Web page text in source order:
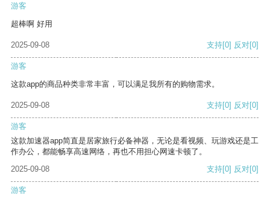
游客
超棒啊 好用
2025-09-08 支持[0] 反对[0]
游客
这款app的商品种类非常丰富，可以满足我所有的购物需求。
2025-09-08 支持[0] 反对[0]
游客
这款加速器app简直是居家旅行必备神器，无论是看视频、玩游戏还是工
作办公，都能畅享高速网络，再也不用担心网速卡顿了。
2025-09-08
支持[0] 反对[0]
游客